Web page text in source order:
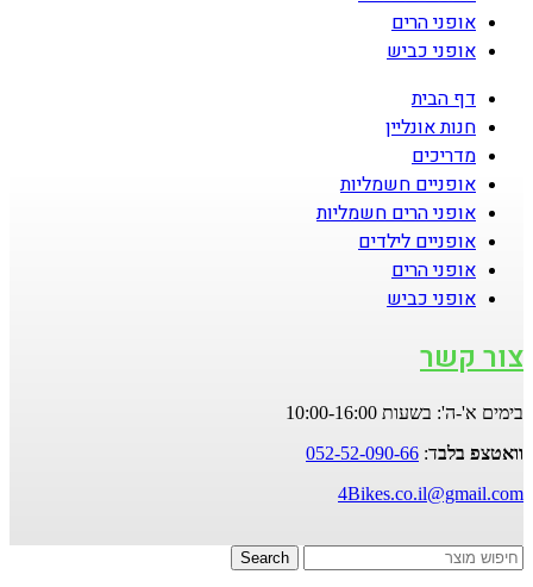
אופני הרים
אופני כביש
דף הבית
חנות אונליין
מדריכים
אופניים חשמליות
אופני הרים חשמליות
אופניים לילדים
אופני הרים
אופני כביש
צור קשר
בימים א'-ה': בשעות 10:00-16:00
וואטצפ בלבד: 052-52-090-66
4Bikes.co.il@gmail.com
Search